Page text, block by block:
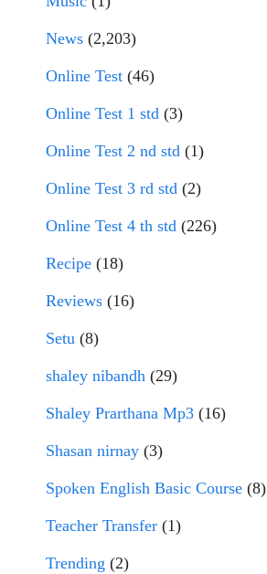
News (2,203)
Online Test (46)
Online Test 1 std (3)
Online Test 2 nd std (1)
Online Test 3 rd std (2)
Online Test 4 th std (226)
Recipe (18)
Reviews (16)
Setu (8)
shaley nibandh (29)
Shaley Prarthana Mp3 (16)
Shasan nirnay (3)
Spoken English Basic Course (8)
Teacher Transfer (1)
Trending (2)